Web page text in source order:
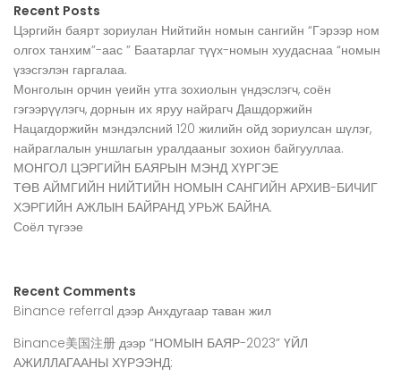
Recent Posts
Цэргийн баярт зориулан Нийтийн номын сангийн “Гэрээр ном
олгох танхим”-аас ” Баатарлаг түүх-номын хуудаснаа “номын
үзэсгэлэн гаргалаа.
Монголын орчин үеийн утга зохиолын үндэслэгч, соён
гэгээрүүлэгч, дорнын их яруу найрагч Дашдоржийн
Нацагдоржийн мэндэлсний 120 жилийн ойд зориулсан шүлэг,
найраглалын уншлагын уралдааныг зохион байгууллаа.
МОНГОЛ ЦЭРГИЙН БАЯРЫН МЭНД ХҮРГЭЕ
ТӨВ АЙМГИЙН НИЙТИЙН НОМЫН САНГИЙН АРХИВ-БИЧИГ
ХЭРГИЙН АЖЛЫН БАЙРАНД УРЬЖ БАЙНА.
Соёл түгээе
Recent Comments
Binance referral дээр Анхдугаар таван жил
Binance美国注册 дээр “НОМЫН БАЯР-2023” ҮЙЛ
АЖИЛЛАГААНЫ ХҮРЭЭНД: